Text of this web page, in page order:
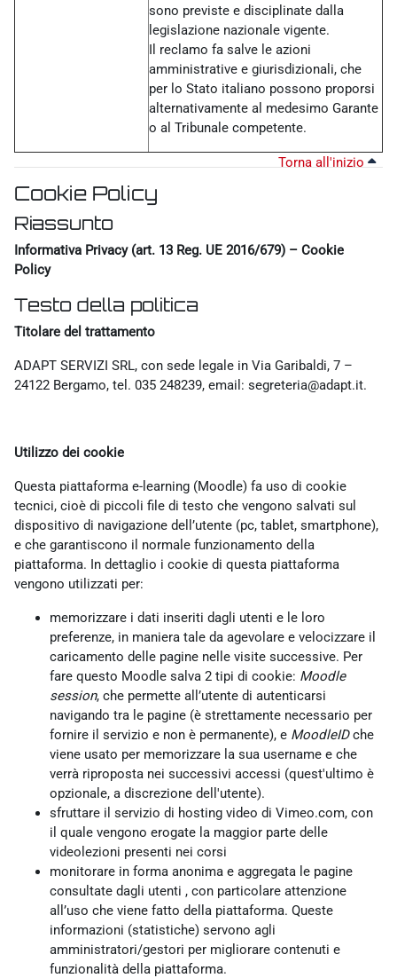
sono previste e disciplinate dalla
legislazione nazionale vigente.
Il reclamo fa salve le azioni
amministrative e giurisdizionali, che
per lo Stato italiano possono proporsi
alternativamente al medesimo Garante
o al Tribunale competente.
Torna all'inizio
Cookie Policy
Riassunto
Informativa Privacy (art. 13 Reg. UE 2016/679) – Cookie
Policy
Testo della politica
Titolare del trattamento
ADAPT SERVIZI SRL, con sede legale in Via Garibaldi, 7 –
24122 Bergamo, tel. 035 248239, email: segreteria@adapt.it.
Utilizzo dei cookie
Questa piattaforma e-learning (Moodle) fa uso di cookie
tecnici, cioè di piccoli file di testo che vengono salvati sul
dispositivo di navigazione dell’utente (pc, tablet, smartphone),
e che garantiscono il normale funzionamento della
piattaforma. In dettaglio i cookie di questa piattaforma
vengono utilizzati per:
memorizzare i dati inseriti dagli utenti e le loro
preferenze, in maniera tale da agevolare e velocizzare il
caricamento delle pagine nelle visite successive. Per
fare questo Moodle salva 2 tipi di cookie: Moodle
session, che permette all’utente di autenticarsi
navigando tra le pagine (è strettamente necessario per
fornire il servizio e non è permanente), e MoodleIDche
viene usato per memorizzare la sua username e che
verrà riproposta nei successivi accessi (quest'ultimo è
opzionale, a discrezione dell'utente).
sfruttare il servizio di hosting video di Vimeo.com, con
il quale vengono erogate la maggior parte delle
videolezioni presenti nei corsi
monitorare in forma anonima e aggregata le pagine
consultate dagli utenti , con particolare attenzione
all’uso che viene fatto della piattaforma. Queste
informazioni (statistiche) servono agli
amministratori/gestori per migliorare contenuti e
funzionalità della piattaforma.